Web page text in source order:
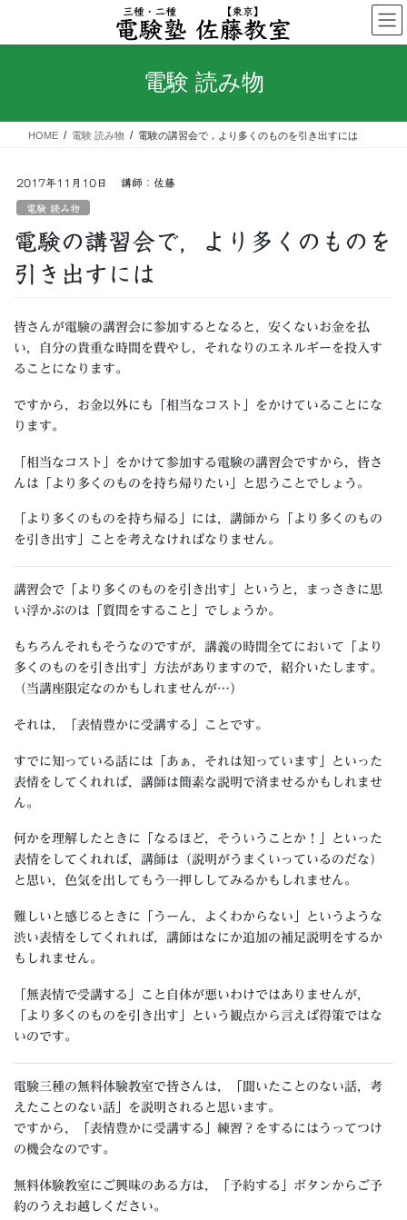
テ
ス
ゲ
ン
電験 読み物
HOME 電験 読み物 電験の講習会で，より多くのものを引き出すには
2017年11月10日 講師：佐藤
電験 読み物
電験の講習会で，より多くのものを
引き出すには
皆さんが電験の講習会に参加するとなると，安くないお金を払
い，自分の貴重な時間を費やし，それなりのエネルギーを投入す
ることになります。
ですから，お金以外にも「相当なコスト」をかけていることにな
ります。
「相当なコスト」をかけて参加する電験の講習会ですから，皆さ
んは「より多くのものを持ち帰りたい」と思うことでしょう。
「より多くのものを持ち帰る」には，講師から「より多くのもの
を引き出す」ことを考えなければなりません。
講習会で「より多くのものを引き出す」というと，まっさきに思
い浮かぶのは「質問をすること」でしょうか。
もちろんそれもそうなのですが，講義の時間全てにおいて「より
多くのものを引き出す」方法がありますので，紹介いたします。
（当講座限定なのかもしれませんが…）
それは，「表情豊かに受講する」ことです。
すでに知っている話には「あぁ，それは知っています」といった
表情をしてくれれば，講師は簡素な説明で済ませるかもしれませ
ん。
何かを理解したときに「なるほど，そういうことか！」といった
表情をしてくれれば，講師は（説明がうまくいっているのだな）
と思い，色気を出してもう一押ししてみるかもしれません。
難しいと感じるときに「うーん，よくわからない」というような
渋い表情をしてくれれば，講師はなにか追加の補足説明をするか
もしれません。
「無表情で受講する」こと自体が悪いわけではありませんが，
「より多くのものを引き出す」という観点から言えば得策ではな
いのです。
電験三種の無料体験教室で皆さんは，「聞いたことのない話，考
えたことのない話」を説明されると思います。
ですから，「表情豊かに受講する」練習？をするにはうってつけ
の機会なのです。
無料体験教室にご興味のある方は，「予約する」ボタンからご予
約のうえお越しください。